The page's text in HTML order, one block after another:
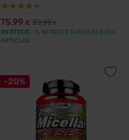
75,99 € 83,99€
EN STOCK - IL NE RESTE QUE QUELQUES
ARTICLES
-20%